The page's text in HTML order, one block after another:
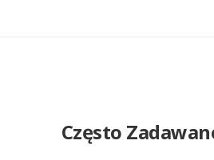
Często